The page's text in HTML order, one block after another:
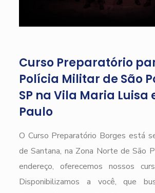
Curso Preparatório
Polícia Militar de São
SP na Vila Maria Luisa
Paulo
O Curso Preparatório Borges está
de Santana, na Zona Norte de São
endereço, oferecemos nossos
Disponibilizamos a você, que